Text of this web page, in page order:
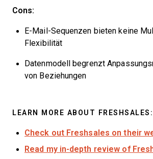
Cons:
E-Mail-Sequenzen bieten keine
Flexibilität
Datenmodell begrenzt
von Beziehungen
LEARN MORE ABOUT FRESHSALES:
Check out Freshsales on their
Read my in-depth review of